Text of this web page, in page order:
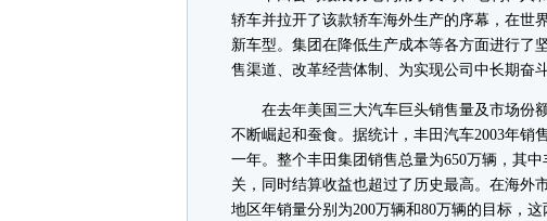
轿车并拉开了该款轿车海外生产的序幕，在世
新车型。集团在降低生产成本等各方面进行了
售渠道、改革经营体制、为实现公司中长期奋
在去年美国三大汽车巨头销售量及市场份
不断崛起和蚕食。据统计，丰田汽车2003年销
一年。整个丰田集团销售总量为650万辆，其
关，同时结算收益也超过了历史最高。在海外
地区年销量分别为200万辆和80万辆的目标，